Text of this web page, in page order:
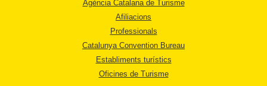
Agència Catalana de Turisme
Afiliacions
Professionals
Catalunya Convention Bureau
Establiments turístics
Oficines de Turisme